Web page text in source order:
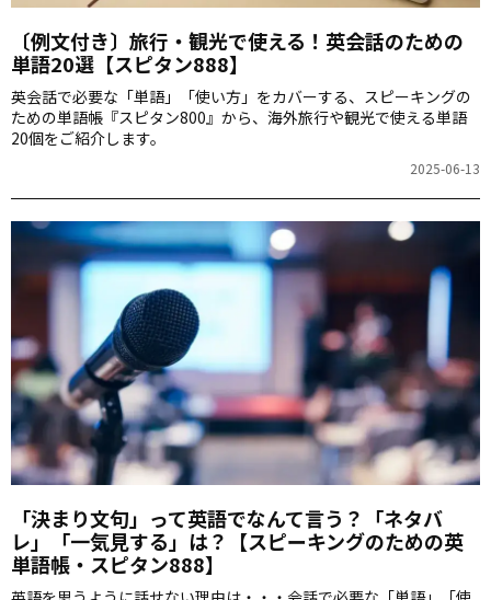
〔例文付き〕旅行・観光で使える！英会話のための
単語20選【スピタン888】
英会話で必要な「単語」「使い方」をカバーする、スピーキングの
ための単語帳『スピタン800』から、海外旅行や観光で使える単語
20個をご紹介します。
2025-06-13
「決まり文句」って英語でなんて言う？「ネタバ
レ」「一気見する」は？【スピーキングのための英
単語帳・スピタン888】